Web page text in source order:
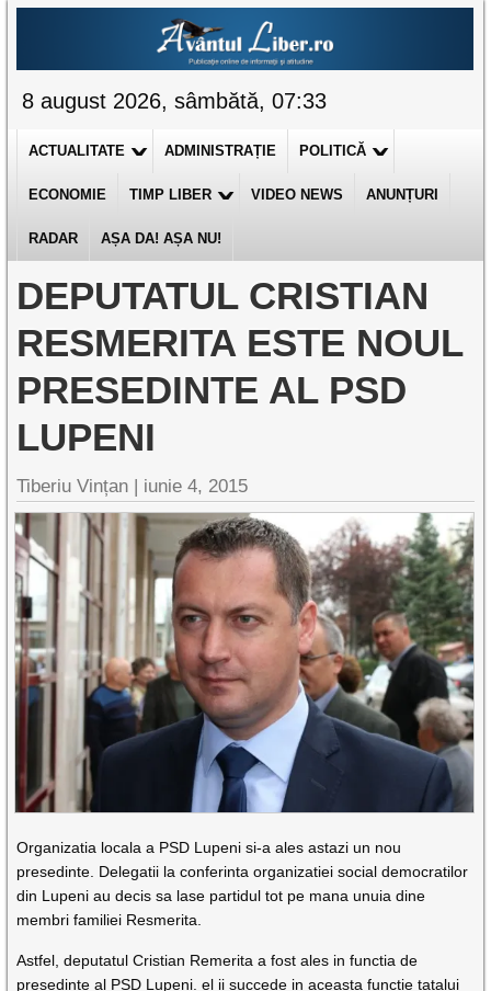
8 august 2026, sâmbătă, 07:33
ACTUALITATE ADMINISTRAȚIE POLITICĂ
ECONOMIE TIMP LIBER VIDEO NEWS ANUNȚURI
RADAR AȘA DA! AȘA NU!
DEPUTATUL CRISTIAN
RESMERITA ESTE NOUL
PRESEDINTE AL PSD
LUPENI
Tiberiu Vințan | iunie 4, 2015
Organizatia locala a PSD Lupeni si-a ales astazi un nou
presedinte. Delegatii la conferinta organizatiei social democratilor
din Lupeni au decis sa lase partidul tot pe mana unuia dine
membri familiei Resmerita.
Astfel, deputatul Cristian Remerita a fost ales in functia de
presedinte al PSD Lupeni. el ii succede in aceasta functie tatalui